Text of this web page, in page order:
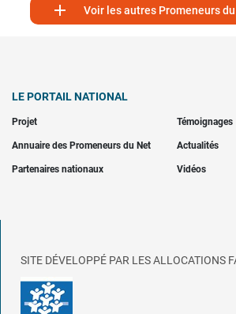
 Voir les autres Promeneurs
LE PORTAIL NATIONAL
Projet Témoignages
Annuaire des Promeneurs du Net Actualités
Partenaires nationaux Vidéos
SITE DÉVELOPPÉ PAR LES ALLOCATIONS